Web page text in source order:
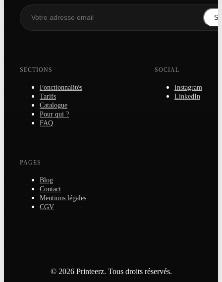
SECTIONS
Fonctionnalités
Tarifs
Catalogue
Pour qui ?
FAQ
SOCIAL
Instagram
LinkedIn
PAGES
Blog
Contact
Mentions légales
CGV
© 2026 Printeerz. Tous droits réservés.